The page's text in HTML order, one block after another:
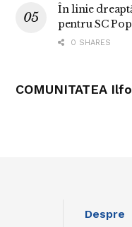
În linie
pentru SC
0 SHARES
COMUNITATEA
Despre